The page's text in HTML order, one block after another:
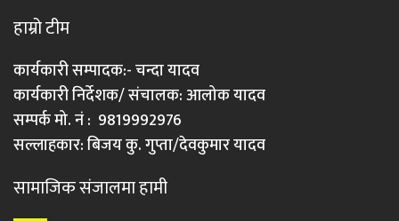
हाम्रो टीम
कार्यकारी सम्पादक:- चन्दा यादव
कार्यकारी निर्देशक/ संचालक: आलोक यादव
सम्पर्क मो. नं : 9819992976
सल्लाहकार: बिजय कु. गुप्ता/देवकुमार यादव
सामाजिक संजालमा हामी